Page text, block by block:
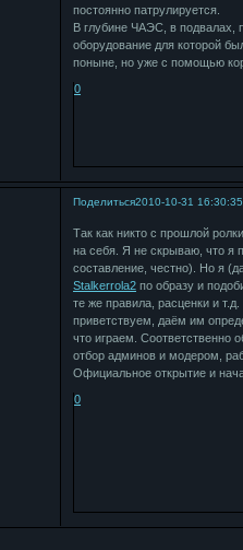
постоянно патрулируется.
В глубине ЧАЭС, в подвалах,
оборудование для которой
поныне, но уже с помощью
0
Поделиться2010-10-31 16:30:35
Так как никто с прошлой
на себя. Я не скрываю, что я
составление, честно). Но я
Stalkerrola2 по образу и
те же правила, расценки и
приветствуем, даём им
что играем. Соответственно
отбор админов и модером,
Официальное открытие и
0